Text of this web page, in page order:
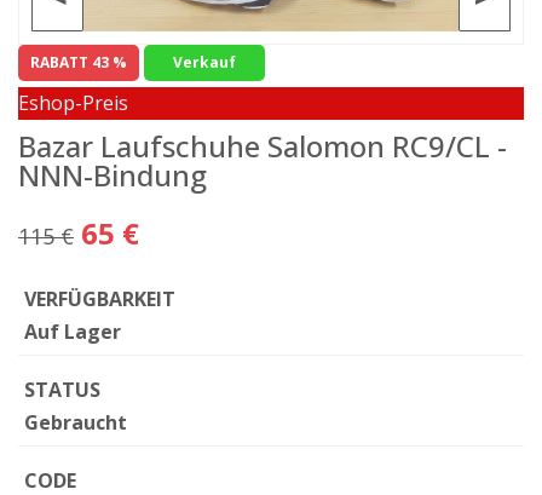
RABATT 43 % Verkauf
Eshop-Preis
Bazar Laufschuhe Salomon RC9/CL -
NNN-Bindung
115 € 65 €
VERFÜGBARKEIT
Auf Lager
STATUS
Gebraucht
CODE